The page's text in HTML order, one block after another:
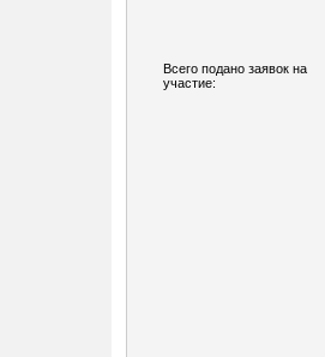
Всего подано заявок на
участие: